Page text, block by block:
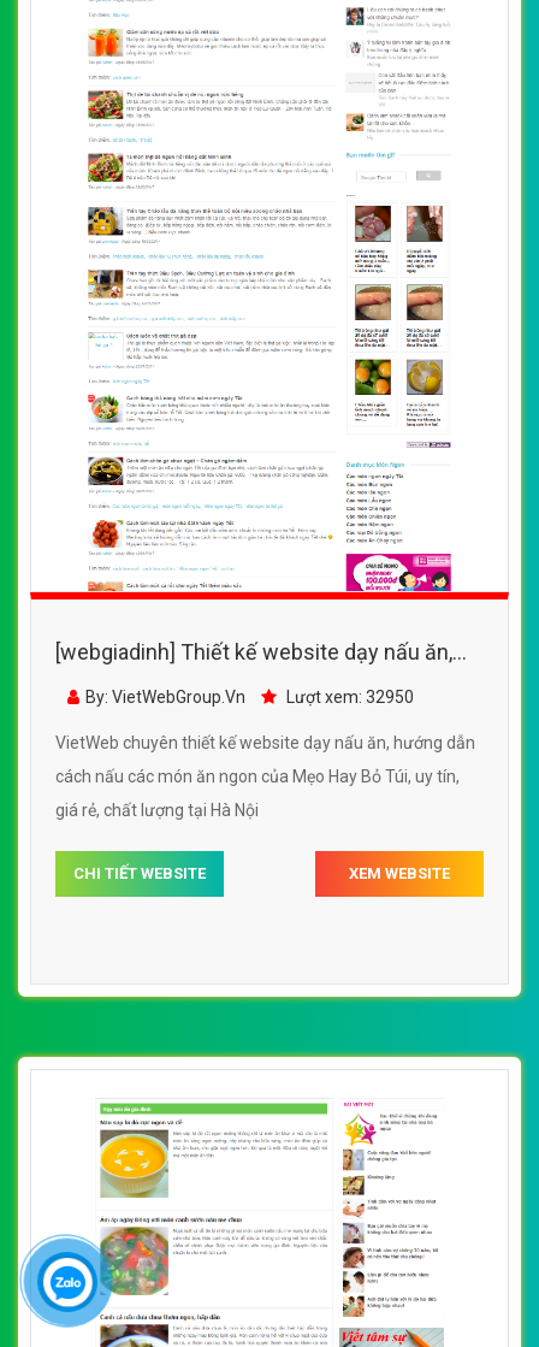
[webgiadinh] Thiết kế website dạy nấu ăn,
hướng dẫn cách nấu các món ăn ngon của
By: VietWebGroup.Vn Lượt xem: 32950
VietWeb chuyên thiết kế website dạy nấu ăn, hướng dẫn
cách nấu các món ăn ngon của Mẹo Hay Bỏ Túi, uy tín,
giá rẻ, chất lượng tại Hà Nội
CHI TIẾT WEBSITE XEM WEBSITE